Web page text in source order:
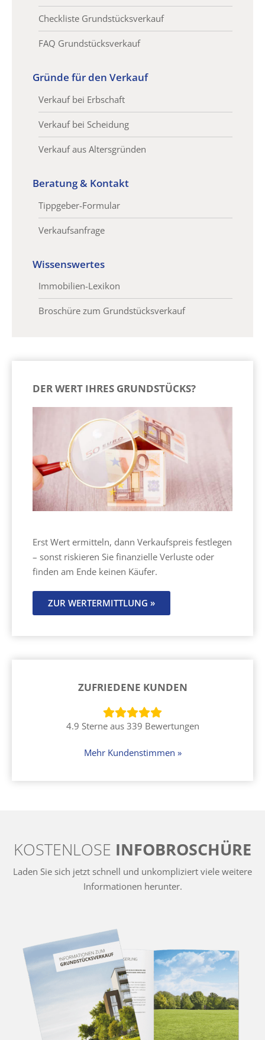
Checkliste Grundstücksverkauf
FAQ Grundstücksverkauf
Gründe für den Verkauf
Verkauf bei Erbschaft
Verkauf bei Scheidung
Verkauf aus Altersgründen
Beratung & Kontakt
Tippgeber-Formular
Verkaufsanfrage
Wissenswertes
Immobilien-Lexikon
Broschüre zum Grundstücksverkauf
DER WERT IHRES GRUNDSTÜCKS?
Erst Wert ermitteln, dann Verkaufspreis festlegen
– sonst riskieren Sie finanzielle Verluste oder
finden am Ende keinen Käufer.
ZUR WERTERMITTLUNG »
ZUFRIEDENE KUNDEN
4.9 Sterne aus 339 Bewertungen
Mehr Kundenstimmen »
KOSTENLOSE INFOBROSCHÜRE
Laden Sie sich jetzt schnell und unkompliziert viele weitere
Informationen herunter.